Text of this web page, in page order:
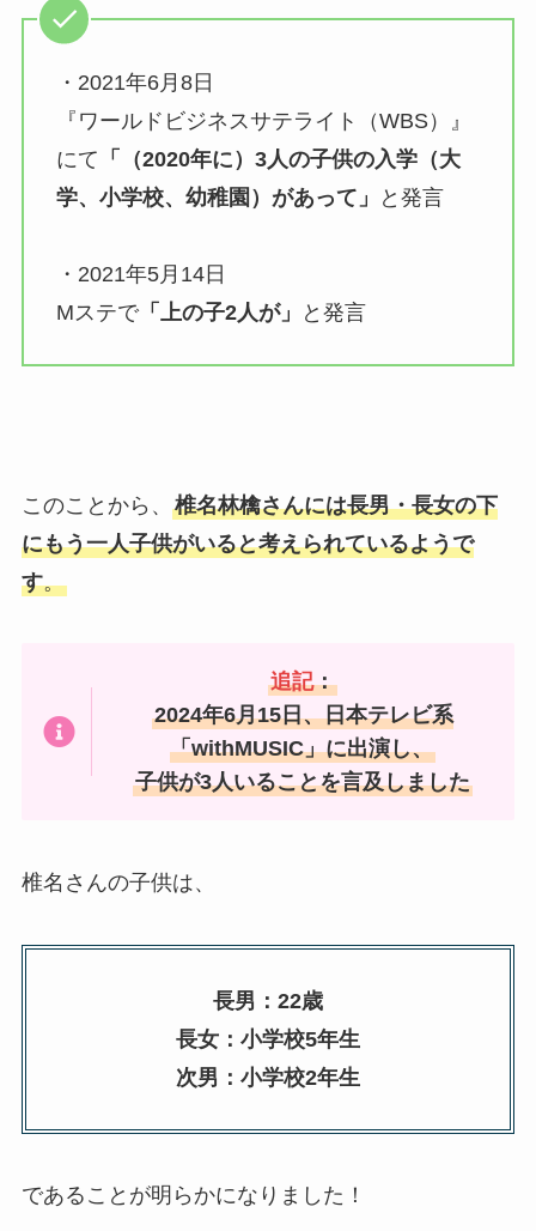
・2021年6月8日
『ワールドビジネスサテライト（WBS）』
にて 「（2020年に）3人の子供の入学（大
学、小学校、幼稚園）があって」
と発言
・2021年5月14日
Mステで「上の子2人が」 と発言
このことから、 椎名林檎さんには長男・長女の下
にもう一人子供がいると考えられているようで
す。
追記：
2024年6月15日、日本テレビ系
「withMUSIC」に出演し、
子供が3人いることを言及しました
椎名さんの子供は、
長男：22歳
長女：小学校5年生
次男：小学校2年生
であることが明らかになりました！